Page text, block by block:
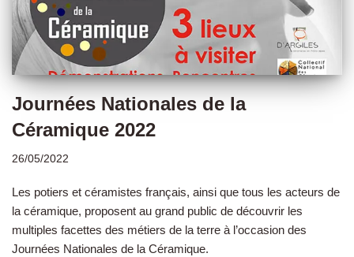
Journées Nationales de la
Céramique 2022
26/05/2022
Les potiers et céramistes français, ainsi que tous les acteurs de
la céramique, proposent au grand public de découvrir les
multiples facettes des métiers de la terre à l’occasion des
Journées Nationales de la Céramique.